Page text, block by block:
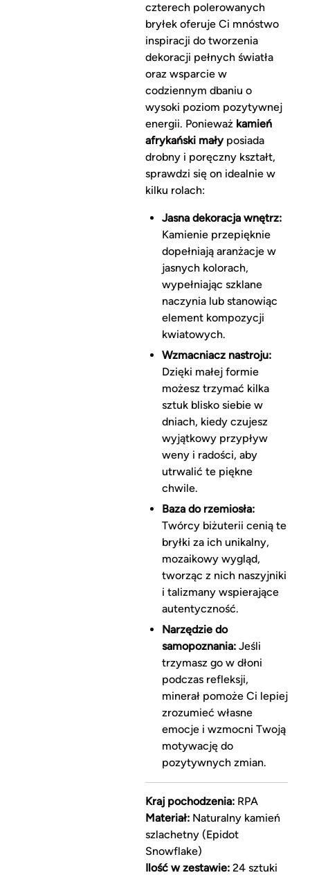
czterech polerowanych
bryłek oferuje Ci mnóstwo
inspiracji do tworzenia
dekoracji pełnych światła
oraz wsparcie w
codziennym dbaniu o
wysoki poziom pozytywnej
energii. Ponieważ kamień
afrykański małyposiada
drobny i poręczny kształt,
sprawdzi się on idealnie w
kilku rolach:
Jasna dekoracja wnętrz:
Kamienie przepięknie
dopełniają aranżacje w
jasnych kolorach,
wypełniając szklane
naczynia lub stanowiąc
element kompozycji
kwiatowych.
Wzmacniacz nastroju:
Dzięki małej formie
możesz trzymać kilka
sztuk blisko siebie w
dniach, kiedy czujesz
wyjątkowy przypływ
weny i radości, aby
utrwalić te piękne
chwile.
Baza do rzemiosła:
Twórcy biżuterii cenią te
bryłki za ich unikalny,
mozaikowy wygląd,
tworząc z nich naszyjniki
i talizmany wspierające
autentyczność.
Narzędzie do
samopoznania:Jeśli
trzymasz go w dłoni
podczas refleksji,
minerał pomoże Ci lepiej
zrozumieć własne
emocje i wzmocni Twoją
motywację do
pozytywnych zmian.
Kraj pochodzenia:RPA
Materiał:Naturalny kamień
szlachetny (Epidot
Snowflake)
Ilość w zestawie:24 sztuki